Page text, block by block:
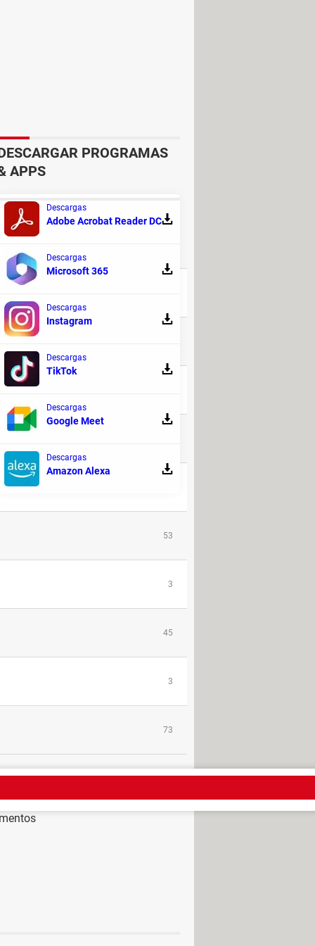
53
3
45
3
73
cmd
PROGRAMAS
APPS
Descargas
Adobe Acrobat Reader DC
Descargas
Microsoft 365
Descargas
Instagram
Descargas
TikTok
Descargas
Google Meet
Descargas
Amazon Alexa